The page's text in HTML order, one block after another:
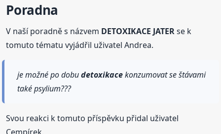
Poradna
V naší poradně s názvem DETOXIKACE JATERse k
tomuto tématu vyjádřil uživatel Andrea.
je možné po dobudetoxikacekonzumovat se štávami
také psylium???
Svou reakci k tomuto příspěvku přidal uživatel